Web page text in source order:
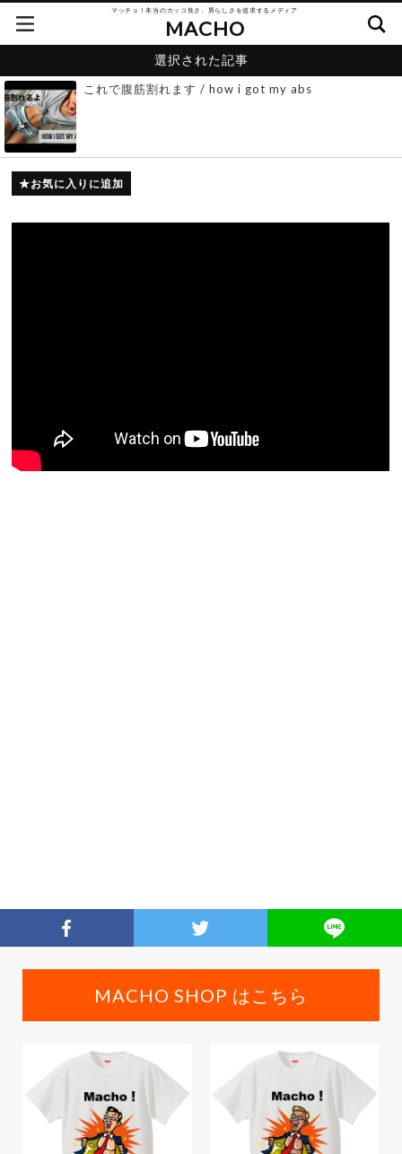
マッチョ！本当のカッコ良さ、男らしさを追求するメディア
MACHO
選択された記事
これで腹筋割れます / how i got my abs
お気に入りに追加
MACHO SHOP はこちら